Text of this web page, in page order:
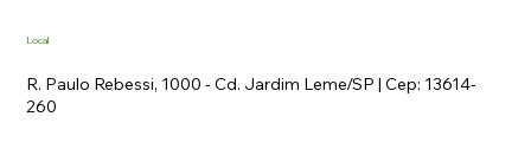
Local
R. Paulo Rebessi, 1000 - Cd. Jardim Leme/SP | Cep: 13614-
260